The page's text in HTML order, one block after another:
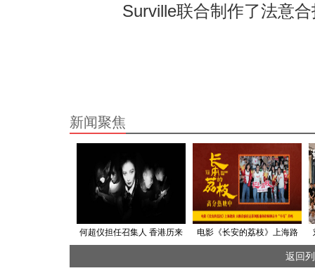
Surville联合制作了法意
新闻聚焦
何超仪担任召集人 香港历来
电影《长安的荔枝》上海路
演 大鹏白客庄达菲刘俊谦孙
阳畅聊古今“牛马”共鸣
返回